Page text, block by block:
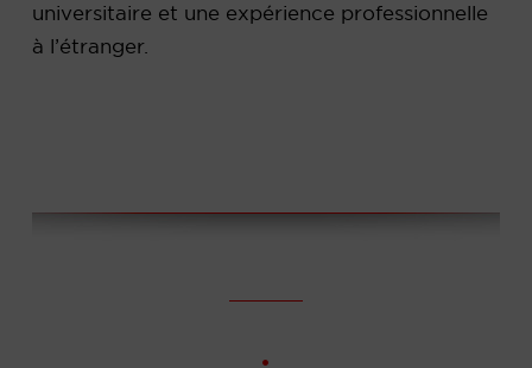
universitaire et une expérience professionnelle
à l’étranger.